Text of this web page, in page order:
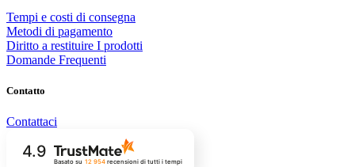
Tempi e costi di consegna
Metodi di pagamento
Diritto a restituire I prodotti
Domande Frequenti
Contatto
Contattaci
4.9
Basato su 12 954recensioni di tutti i tempi